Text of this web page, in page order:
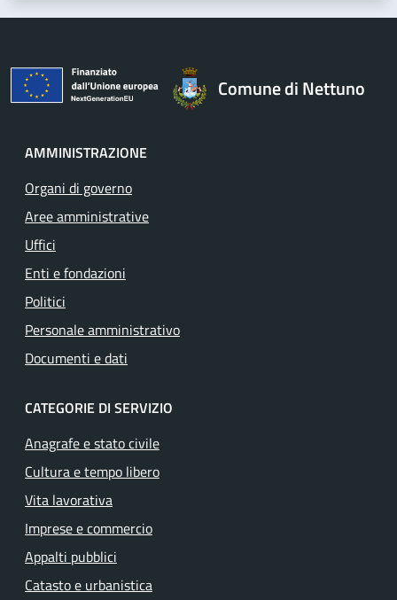
Comune di Nettuno
AMMINISTRAZIONE
Organi di governo
Aree amministrative
Uffici
Enti e fondazioni
Politici
Personale amministrativo
Documenti e dati
CATEGORIE DI SERVIZIO
Anagrafe e stato civile
Cultura e tempo libero
Vita lavorativa
Imprese e commercio
Appalti pubblici
Catasto e urbanistica